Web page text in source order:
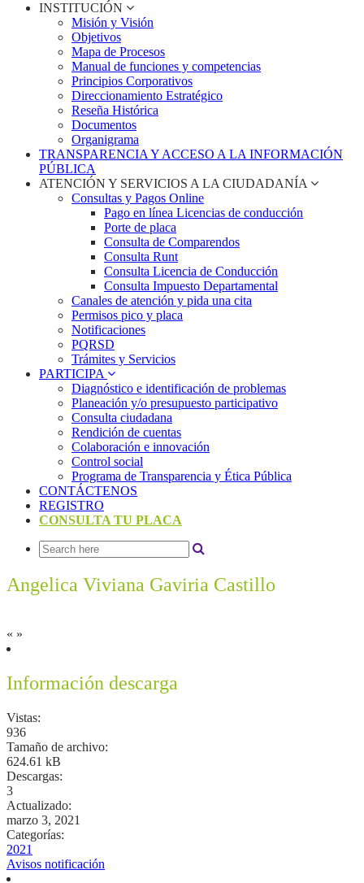
INSTITUCIÓN
Misión y Visión
Objetivos
Mapa de Procesos
Manual de funciones y competencias
Principios Corporativos
Direccionamiento Estratégico
Reseña Histórica
Documentos
Organigrama
TRANSPARENCIA Y ACCESO A LA INFORMACIÓN
PÚBLICA
ATENCIÓN Y SERVICIOS A LA CIUDADANÍA
Consultas y Pagos Online
Pago en línea Licencias de conducción
Porte de placa
Consulta de Comparendos
Consulta Runt
Consulta Licencia de Conducción
Consulta Impuesto Departamental
Canales de atención y pida una cita
Permisos pico y placa
Notificaciones
PQRSD
Trámites y Servicios
PARTICIPA
Diagnóstico e identificación de problemas
Planeación y/o presupuesto participativo​
Consulta ciudadana
Rendición de cuentas
Colaboración e innovación
Control social
Programa de Transparencia y Ética Pública
CONTÁCTENOS
REGISTRO
CONSULTA TU PLACA
Angelica Viviana Gaviria Castillo
« »
Información descarga
Vistas:
936
Tamaño de archivo:
624.61 kB
Descargas:
3
Actualizado:
marzo 3, 2021
Categorías:
2021
Avisos notificación